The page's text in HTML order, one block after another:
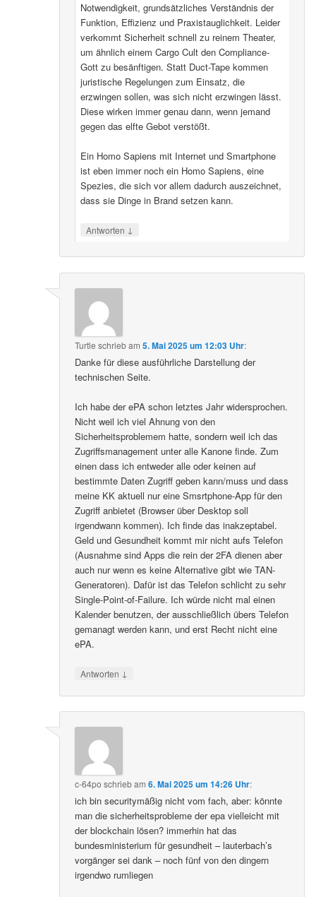
Notwendigkeit, grundsätzliches Verständnis der
Funktion, Effizienz und Praxistauglichkeit. Leider
verkommt Sicherheit schnell zu reinem Theater,
um ähnlich einem Cargo Cult den Compliance-
Gott zu besänftigen. Statt Duct-Tape kommen
juristische Regelungen zum Einsatz, die
erzwingen sollen, was sich nicht erzwingen lässt.
Diese wirken immer genau dann, wenn jemand
gegen das elfte Gebot verstößt.
Ein Homo Sapiens mit Internet und Smartphone
ist eben immer noch ein Homo Sapiens, eine
Spezies, die sich vor allem dadurch auszeichnet,
dass sie Dinge in Brand setzen kann.
Antworten ↓
Turtle schriebam5. Mai 2025 um 12:03 Uhr:
Danke für diese ausführliche Darstellung der
technischen Seite.
Ich habe der ePA schon letztes Jahr widersprochen.
Nicht weil ich viel Ahnung von den
Sicherheitsproblemem hatte, sondern weil ich das
Zugriffsmanagement unter alle Kanone finde. Zum
einen dass ich entweder alle oder keinen auf
bestimmte Daten Zugriff geben kann/muss und dass
meine KK aktuell nur eine Smsrtphone-App für den
Zugriff anbietet (Browser über Desktop soll
irgendwann kommen). Ich finde das inakzeptabel.
Geld und Gesundheit kommt mir nicht aufs Telefon
(Ausnahme sind Apps die rein der 2FA dienen aber
auch nur wenn es keine Alternative gibt wie TAN-
Generatoren). Dafür ist das Telefon schlicht zu sehr
Single-Point-of-Failure. Ich würde nicht mal einen
Kalender benutzen, der ausschließlich übers Telefon
gemanagt werden kann, und erst Recht nicht eine
ePA.
Antworten ↓
c-64po schriebam6. Mai 2025 um 14:26 Uhr:
ich bin securitymäßig nicht vom fach, aber: könnte
man die sicherheitsprobleme der epa vielleicht mit
der blockchain lösen? immerhin hat das
bundesministerium für gesundheit – lauterbach’s
vorgänger sei dank – noch fünf von den dingern
irgendwo rumliegen